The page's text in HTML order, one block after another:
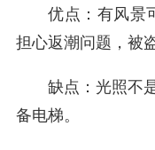
优点：有风景
担心返潮问题，被
缺点：光照不
备电梯。